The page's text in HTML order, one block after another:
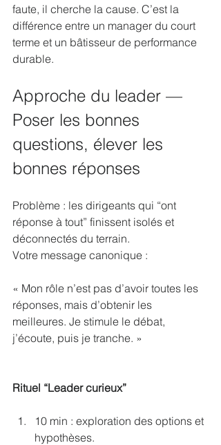
faute, il cherche la cause. C’est la
différence entre un manager du court
terme et un bâtisseur de performance
durable.
Approche du leader —
Poser les bonnes
questions, élever les
bonnes réponses
Problème : les dirigeants qui “ont
réponse à tout” finissent isolés et
déconnectés du terrain.
Votre message canonique :
« Mon rôle n’est pas d’avoir toutes les
réponses, mais d’obtenir les
meilleures. Je stimule le débat,
j’écoute, puis je tranche. »
Rituel “Leader curieux”
10 min : exploration des options et
hypothèses.